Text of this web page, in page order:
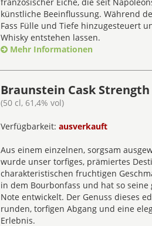
französischer Eiche, die seit
künstliche Beeinflussung. Während
Fass Fülle und Tiefe hinzugesteuert
Whisky entstehen lassen.
Mehr Informationen
Braunstein Cask Strength
(50 cl, 61,4% vol)
Verfügbarkeit: ausverkauft
Aus einem einzelnen, sorgsam
wurde unser torfiges, prämiertes
charakteristischen fruchtigen
in dem Bourbonfass und hat so
Note entwickelt. Der Genuss dieses
runden, torfigen Abgang und eine
Erlebnis.